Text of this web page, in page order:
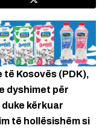
Kosovës (PDK),
dyshimet për
kërkuar
të hollësishëm si